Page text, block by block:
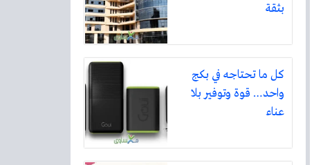
بثقة
كل ما تحتاجه في بكج
واحد… قوة وتوفير بلا
عناء